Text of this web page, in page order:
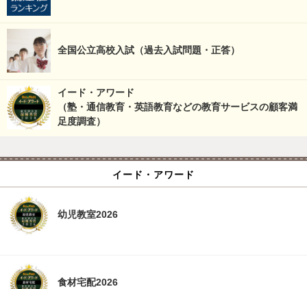
全国公立高校入試（過去入試問題・正答）
イード・アワード
（塾・通信教育・英語教育などの教育サービスの顧客満
足度調査）
イード・アワード
幼児教室2026
食材宅配2026